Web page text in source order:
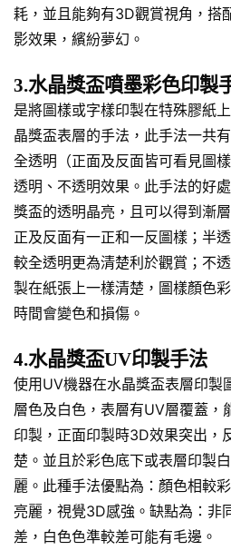
耗，並且能夠有3D觀賞視角，搭
影效果，繽紛夢幻。
3.水晶獎盃噴墨彩色印製
是將圖樣或字樣印製在特殊膠紙
晶獎盃表層的手法，此手法一共
全透明（正面及反面皆可看見圖
透明、不透明效果。此手法的好
獎盃的透明晶亮，且可以得到漸
正及反面有一正和一反圖樣；半
較全透明更為清楚利於觀賞；不
製在紙張上一樣清楚，圖樣顏色
時間會變色和損傷。
4.水晶獎盃UV印製手法
使用UV機器在水晶獎盃表層印製
層色及白色，表層有UV層覆蓋，
印製，正面印製時3D效果突出，
楚。並且於彩色底下或表層印製
麗。此種手法優點為：顏色相較
亮麗，視覺3D感強。缺點為：非
差，白色色準較差可能有毛邊。